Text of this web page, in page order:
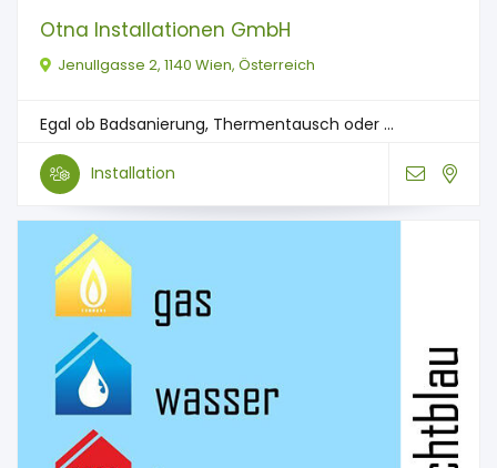
Otna Installationen GmbH
Jenullgasse 2, 1140 Wien, Österreich
Egal ob Badsanierung, Thermentausch oder ...
Installation